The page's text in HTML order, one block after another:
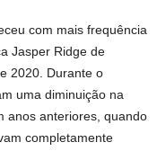
com mais frequência
Jasper Ridge de
2020. Durante o
uma diminuição na
anos anteriores, quando
completamente